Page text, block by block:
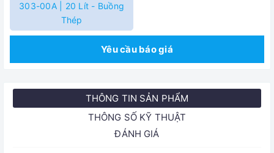
303-00A | 20 Lít - Buồng
Thép
Yêu cầu báo giá
THÔNG TIN SẢN PHẨM
THÔNG SỐ KỸ THUẬT
ĐÁNH GIÁ